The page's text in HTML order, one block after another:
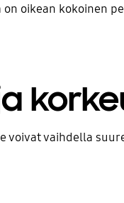
oikean kokoinen
voivat vaihdella